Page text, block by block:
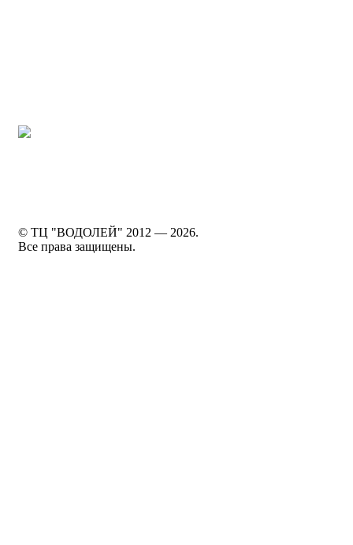
© ТЦ "ВОДОЛЕЙ" 2012 — 2026.
Все права защищены.